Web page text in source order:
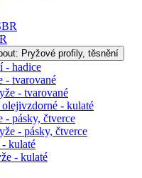
Pryžové profily, těsnění
- hadice
- tvarované
- tvarované
- kulaté
pásky, čtverce
- pásky, čtverce
kulaté
- kulaté